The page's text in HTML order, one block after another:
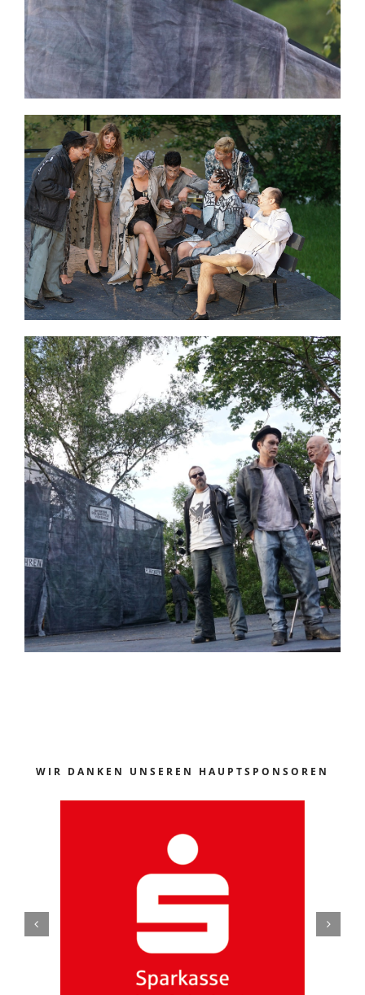
WIR DANKEN UNSEREN HAUPTSPONSOREN